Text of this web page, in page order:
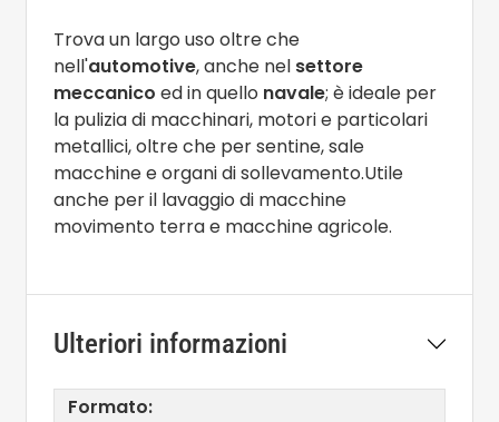
Trova un largo uso oltre che
nell'automotive, anche nel settore
meccanico ed in quello navale; è ideale per
la pulizia di macchinari, motori e particolari
metallici, oltre che per sentine, sale
macchine e organi di sollevamento.Utile
anche per il lavaggio di macchine
movimento terra e macchine agricole.
Ulteriori informazioni
Formato: